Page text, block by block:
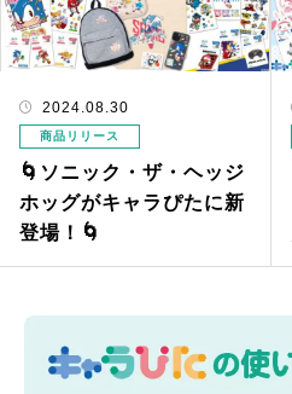
2024.08.30
商品リリース
🌀ソニック・ザ・ヘッジ
ホッグがキャラぴたに新
登場！🌀